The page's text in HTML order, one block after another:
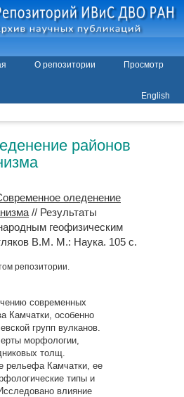
О репозитории
Просмотр
English
районов
оледенение
// Результаты
геофизическим
В.М. М.: Наука. 105 с.
репозитории.
современных
Камчатки, особенно
групп вулканов.
морфологии,
толщ.
рельефа Камчатки, ее
типы и
влияние